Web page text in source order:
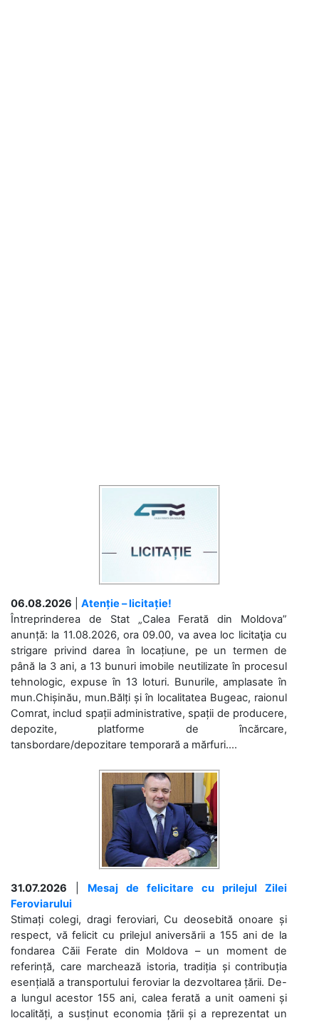
06.08.2026
Atenție – licitație!
Întreprinderea de Stat „Calea Ferată din Moldova”
anunță: la 11.08.2026, ora 09.00, va avea loc licitaţia cu
strigare privind darea în locațiune, pe un termen de
până la 3 ani, a 13 bunuri imobile neutilizate în procesul
tehnologic, expuse în 13 loturi. Bunurile, amplasate în
mun.Chișinău, mun.Bălți și în localitatea Bugeac, raionul
Comrat, includ spații administrative, spații de producere,
depozite, platforme de încărcare,
tansbordare/depozitare temporară a mărfuri....
31.07.2026
Mesaj de felicitare cu prilejul Zilei
Feroviarului
Stimați colegi, dragi feroviari, Cu deosebită onoare și
respect, vă felicit cu prilejul aniversării a 155 ani de la
fondarea Căii Ferate din Moldova – un moment de
referință, care marchează istoria, tradiția și contribuția
esențială a transportului feroviar la dezvoltarea țării. De-
a lungul acestor 155 ani, calea ferată a unit oameni și
localități, a susținut economia țării și a reprezentat un